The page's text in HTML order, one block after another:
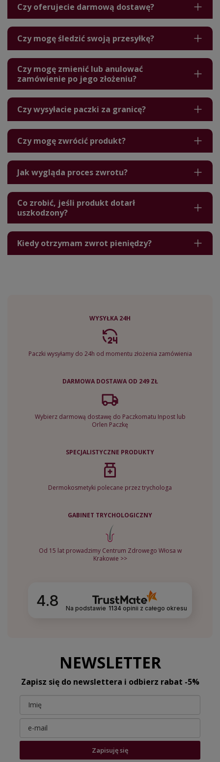
Czy oferujecie darmową dostawę?
Czy mogę śledzić swoją przesyłkę?
Czy mogę zmienić lub anulować
zamówienie po jego złożeniu?
Czy wysyłacie paczki za granicę?
Czy mogę zwrócić produkt?
Jak wygląda proces zwrotu?
Co zrobić, jeśli produkt dotarł
uszkodzony?
Kiedy otrzymam zwrot pieniędzy?
WYSYŁKA 24H
Paczki wysyłamy do 24h od momentu złożenia zamówienia
DARMOWA DOSTAWA OD 249 ZŁ
Wybierz darmową dostawę do Paczkomatu Inpost lub
Orlen Paczkę
SPECJALISTYCZNE PRODUKTY
Dermokosmetyki polecane przez trychologa
GABINET TRYCHOLOGICZNY
Od 15 lat prowadzimy Centrum Zdrowego Włosa w
Krakowie >>
4.8 Na podstawie 1134opinii z całego okresu
NEWSLETTER
Zapisz się do newslettera i odbierz rabat -5%
Zapisuję się